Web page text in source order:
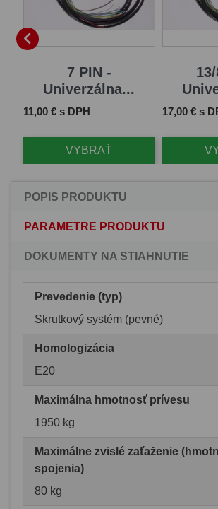

7 PIN -
Univerzálna...
Cena
11,00 € s DPH
VYBRAŤ
Cena
17,00 € s
POPIS PRODUKTU
PARAMETRE PRODUKTU
DOKUMENTY NA STIAHNUTIE
Prevedenie (typ)
Skrutkový systém (pevné)
Homologizácia
E20
Maximálna hmotnosť prívesu
1950 kg
Maximálne zvislé zaťaženie
spojenia)
80 kg